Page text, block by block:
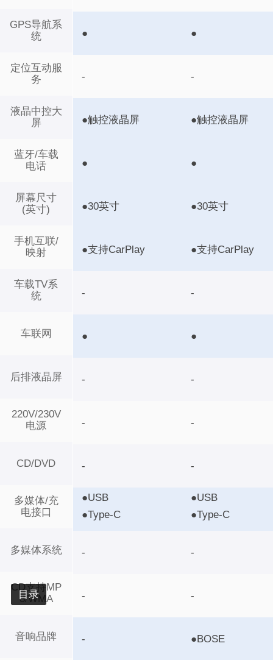
GPS导航系
统
定位互动服
务
液晶中控大
屏
蓝牙/车载
电话
屏幕尺寸
(英寸)
手机互联/
映射
车载TV系
统
车联网
后排液晶屏
220V/230V
电源
CD/DVD
多媒体/充
电接口
多媒体系统
CD支持MP
3/WMA
音响品牌
● ●
- -
●触控液晶屏 ●触控液晶屏
● ●
●30英寸 ●30英寸
●支持CarPlay ●支持CarPlay
- -
● ●
- -
- -
- -
●USB
●Type-C
●USB
●Type-C
- -
- -
- ●BOSE
目录